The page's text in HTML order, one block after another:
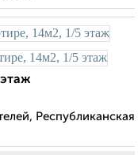
Республиканская